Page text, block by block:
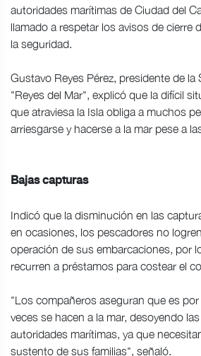
autoridades marítimas de Ciudad del
llamado a respetar los avisos de cierre
la seguridad.
Gustavo Reyes Pérez, presidente de la
"Reyes del Mar", explicó que la difícil
que atraviesa la Isla obliga a muchos
arriesgarse y hacerse a la mar pese a
Bajas capturas
Indicó que la disminución en las
en ocasiones, los pescadores no
operación de sus embarcaciones, por
recurren a préstamos para costear el
"Los compañeros aseguran que es
veces se hacen a la mar, desoyendo
autoridades marítimas, ya que
sustento de sus familias", señaló.